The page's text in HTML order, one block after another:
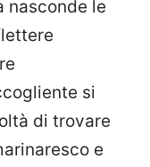
nasconde le
si
di trovare
e